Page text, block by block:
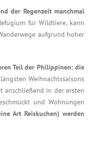
der Regenzeit manchmal
für Wildtiere, kann
aufgrund hoher
Teil der Philippinen: die
Weihnachtssaisons
anschließend in der ersten
und Wohnungen
Art Reiskuchen) werden